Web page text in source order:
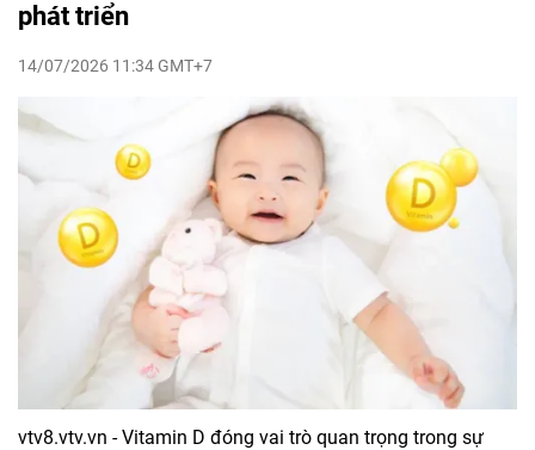
phát triển
14/07/2026 11:34 GMT+7
vtv8.vtv.vn - Vitamin D đóng vai trò quan trọng trong sự